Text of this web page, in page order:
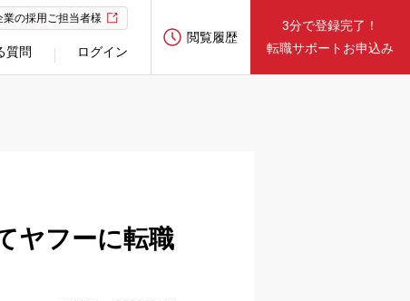
業の採用ご担当者様
質問 ログイン
閲覧履歴
3分で登録完了！
転職サポートお申込み
ヤフーに転職